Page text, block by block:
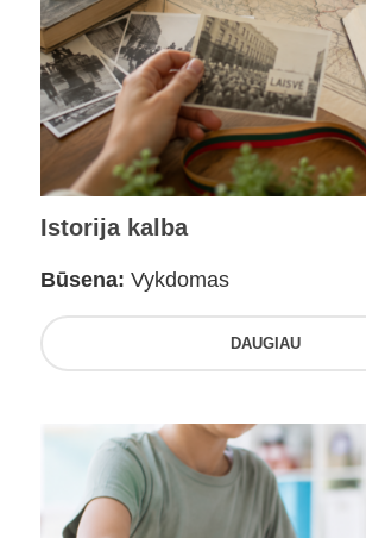
Istorija kalba
Būsena: Vykdomas
DAUGIAU